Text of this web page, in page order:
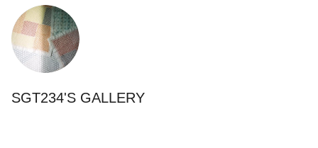
SGT234'S GALLERY